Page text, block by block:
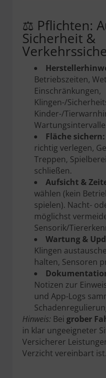
⚖️ Pflichten:
Sicherheit &
Betriebszeiten,
Einschränkungen,
Klingen-/
Kinder-/
Fläche sichern:
richtig verlegen,
Treppen,
schließen.
Aufsicht &
wählen (kein
spielen). Nacht-
möglichst
Sensorik/
Wartung &
Klingen
halten, Sensoren
Notizen zur
und App-Logs
Hinweis: Bei grober
in klar ungeeigneter
Versicherer
Verzicht vereinbart ist.